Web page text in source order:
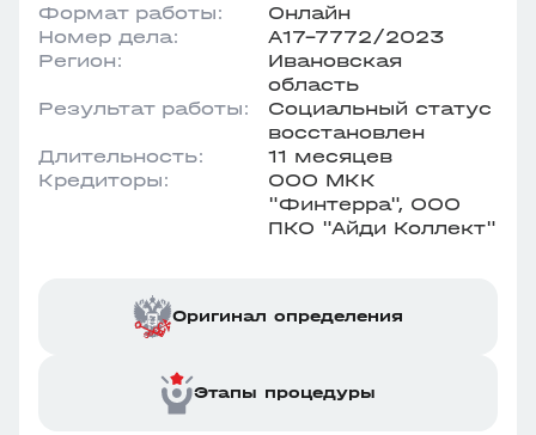
Формат работы:
Онлайн
Номер дела:
А17-7772/2023
Регион:
Ивановская
область
Результат работы:
Социальный статус
восстановлен
Длительность:
11 месяцев
Кредиторы:
ООО МКК
"Финтерра", ООО
ПКО "Айди Коллект"
Оригинал определения
Этапы процедуры